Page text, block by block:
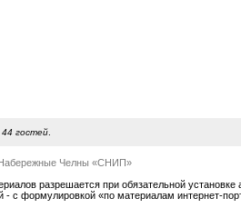
44 гостей.
Набережные Челны «СНИП»
разрешается при обязательной установке
- с формулировкой «по материалам интернет-